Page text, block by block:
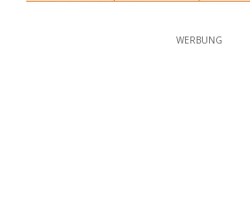
WERBUNG